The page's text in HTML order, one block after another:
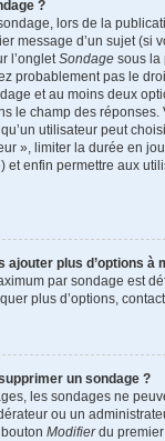
?
lors de la
message d’un sujet (si
l’ongletSondage sous la
probablement pas le
et au moins deux
le champ des
utilisateur peut
», limiter la durée en
et enfin permettre aux
ajouter plus d’options à
par sondage est
plus d’options,
un sondage ?
les sondages ne
ou un
Modifierdu premier